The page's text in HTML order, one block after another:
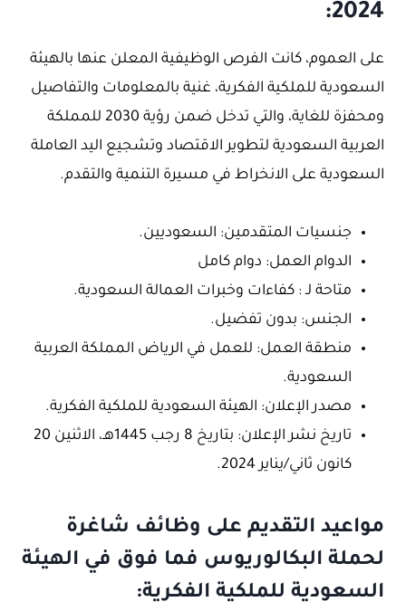
2024:
على العموم، كانت الفرص الوظيفية المعلن عنها بالهيئة
السعودية للملكية الفكرية، غنية بالمعلومات والتفاصيل
ومحفزة للغاية، والتي تدخل ضمن رؤية 2030 للمملكة
العربية السعودية لتطوير الاقتصاد وتشجيع اليد العاملة
السعودية على الانخراط في مسيرة التنمية والتقدم.
جنسيات المتقدمين: السعوديين.
الدوام العمل: دوام كامل
متاحة لـ : كفاءات وخبرات العمالة السعودية.
الجنس: بدون تفضيل.
منطقة العمل: للعمل في الرياض المملكة العربية
السعودية.
مصدر الإعلان: الهيئة السعودية للملكية الفكرية.
تاريخ نشر الإعلان: بتاريخ 8 رجب 1445هـ، الاثنين 20
كانون ثاني/يناير 2024.
مواعيد التقديم على وظائف شاغرة
لحملة البكالوريوس فما فوق في الهيئة
السعودية للملكية الفكرية: